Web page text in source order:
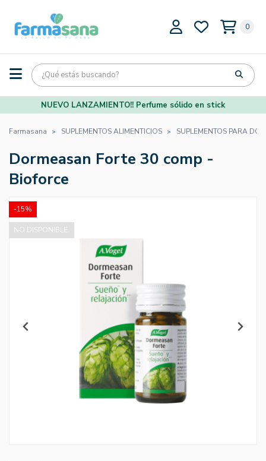
0
NUEVO LANZAMIENTO!! Perfume sólido en stick
Farmasana SUPLEMENTOS ALIMENTICIOS SUPLEMENTOS PARA
Dormeasan Forte 30 comp -
Bioforce
-15%
NO DISPONIBLE.